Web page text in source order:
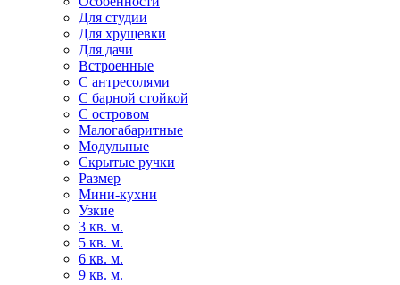
Для студии
Для хрущевки
Для дачи
Встроенные
С антресолями
С барной стойкой
С островом
Малогабаритные
Модульные
Скрытые ручки
Размер
Мини-кухни
Узкие
3 кв. м.
5 кв. м.
6 кв. м.
9 кв. м.